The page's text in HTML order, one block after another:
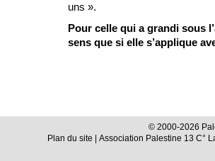
uns ».
Pour celle qui a grandi sous
sens que si elle s’applique
© 2000-2026
Plan du site | Association Palestine 13 C°